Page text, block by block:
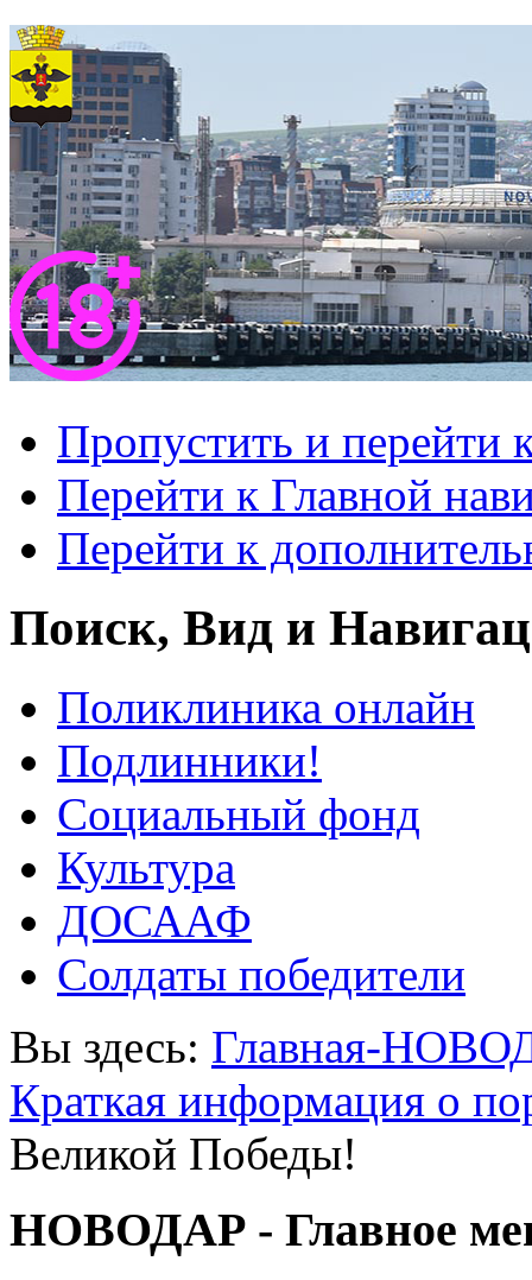
Пропустить и перейти
Перейти к Главной
Перейти к
Поиск, Вид и
Поликлиника онлайн
Подлинники!
Социальный фонд
Культура
ДОСААФ
Солдаты победители
Вы здесь: Главная-
Краткая информация о
Великой Победы!
НОВОДАР - Главное